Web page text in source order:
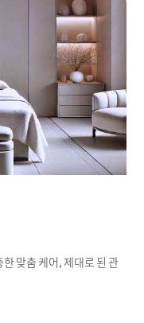
맞춤 케어, 제대로 된 관